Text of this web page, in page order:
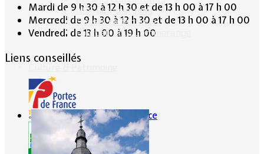
ASK Lommerange
Conseil de fabrique
Football Club Lommerange
Mardi de 9 h 30 à 12 h 30 et de 13 h 00 à 17 h 00
Mercredi de 9 h 30 à 12 h 30 et de 13 h 00 à 17 h 00
Vendredi de 13 h 00 à 19 h 00
Liens conseillés
Portes de France